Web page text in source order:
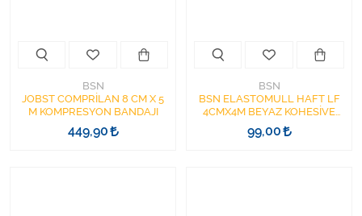
Tüm Kategorileri Gör
BSN
JOBST COMPRİLAN 8 CM X 5
M KOMPRESYON BANDAJI
449,90
BSN
BSN ELASTOMULL HAFT LF
4CMX4M BEYAZ KOHESİVE
ELASTİK PARMAK BANDAJI
99,00